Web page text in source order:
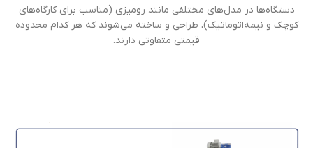
دستگاه‌ها در مدل‌های مختلفی مانند رومیزی (مناسب برای کارگاه‌های
کوچک و نیمه‌اتوماتیک)، طراحی و ساخته می‌شوند که هر کدام محدوده
قیمتی متفاوتی دارند.